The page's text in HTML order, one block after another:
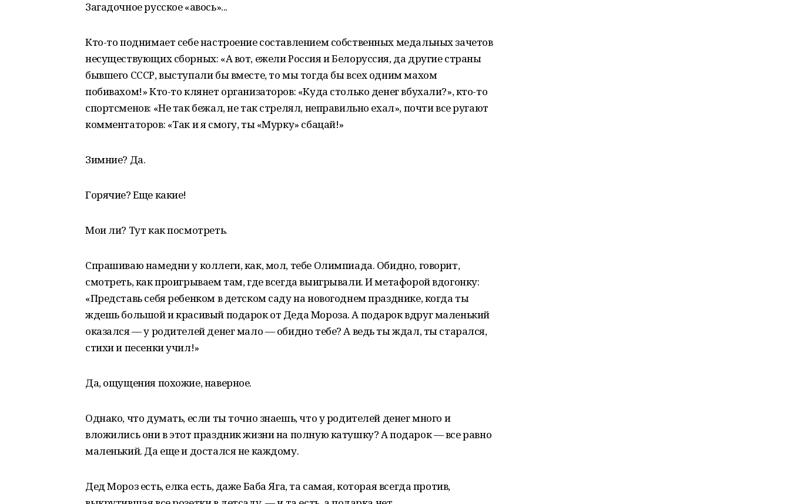
Загадочное русское «авось»...
Кто-то поднимает себе настроение составлением собственных медальных зачетов
несуществующих сборных: «А вот, ежели Россия и Белоруссия, да другие страны
бывшего СССР, выступали бы вместе, то мы тогда бы всех одним махом
побивахом!» Кто-то клянет организаторов: «Куда столько денег вбухали?», кто-то
спортсменов: «Не так бежал, не так стрелял, неправильно ехал», почти все ругают
комментаторов: «Так и я смогу, ты «Мурку» сбацай!»
Зимние? Да.
Горячие? Еще какие!
Мои ли? Тут как посмотреть.
Спрашиваю намедни у коллеги, как, мол, тебе Олимпиада. Обидно, говорит,
смотреть, как проигрываем там, где всегда выигрывали. И метафорой вдогонку:
«Представь себя ребенком в детском саду на новогоднем празднике, когда ты
ждешь большой и красивый подарок от Деда Мороза. А подарок вдруг маленький
оказался — у родителей денег мало — обидно тебе? А ведь ты ждал, ты старался,
стихи и песенки учил!»
Да, ощущения похожие, наверное.
Однако, что думать, если ты точно знаешь, что у родителей денег много и
вложились они в этот праздник жизни на полную катушку? А подарок — все равно
маленький. Да еще и достался не каждому.
Дед Мороз есть, елка есть, даже Баба Яга, та самая, которая всегда против,